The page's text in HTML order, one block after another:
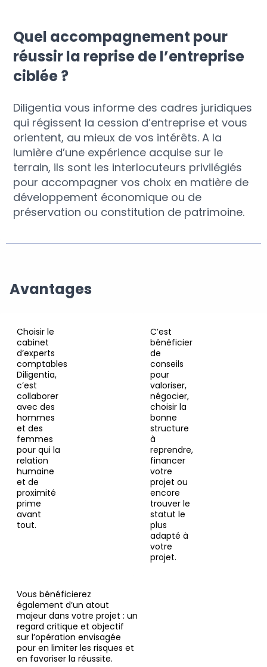
Quel accompagnement pour
réussir la reprise de l’entreprise
ciblée ?
Diligentia vous informe des cadres juridiques
qui régissent la cession d’entreprise et vous
orientent, au mieux de vos intérêts. A la
lumière d’une expérience acquise sur le
terrain, ils sont les interlocuteurs privilégiés
pour accompagner vos choix en matière de
développement économique ou de
préservation ou constitution de patrimoine.
Avantages
Choisir le
cabinet
d’experts
comptables
Diligentia,
c’est
collaborer
avec des
hommes
et des
femmes
pour qui la
relation
humaine
et de
proximité
prime
avant
tout.
C’est
bénéficier
de
conseils
pour
valoriser,
négocier,
choisir la
bonne
structure
à
reprendre,
financer
votre
projet ou
encore
trouver le
statut le
plus
adapté à
votre
projet.
Vous bénéficierez
également d’un atout
majeur dans votre projet : un
regard critique et objectif
sur l’opération envisagée
pour en limiter les risques et
en favoriser la réussite.